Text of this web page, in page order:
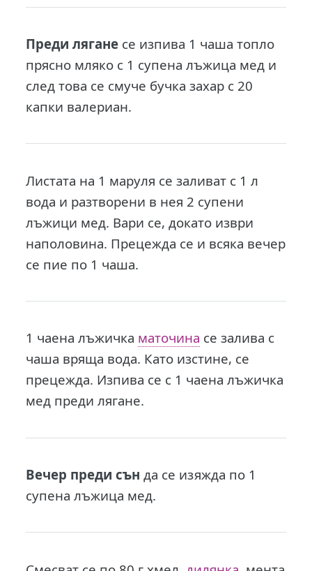
Преди лягане се изпива 1 чаша топло
прясно мляко с 1 супена лъжица мед и
след това се смуче бучка захар с 20
капки валериан.
Листата на 1 маруля се заливат с 1 л
вода и разтворени в нея 2 супени
лъжици мед. Вари се, докато изври
наполовина. Прецежда се и всяка вечер
се пие по 1 чаша.
1 чаена лъжичка маточина се залива с
чаша вряща вода. Като изстине, се
прецежда. Изпива се с 1 чаена лъжичка
мед преди лягане.
Вечер преди сън да се изяжда по 1
супена лъжица мед.